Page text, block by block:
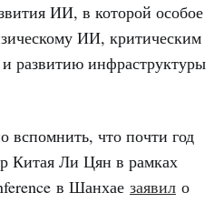
ИИ, в которой особое
ИИ, критическим
развитию инфраструктуры
вспомнить, что почти год
Китая Ли Цян в рамках
в Шанхае заявил о